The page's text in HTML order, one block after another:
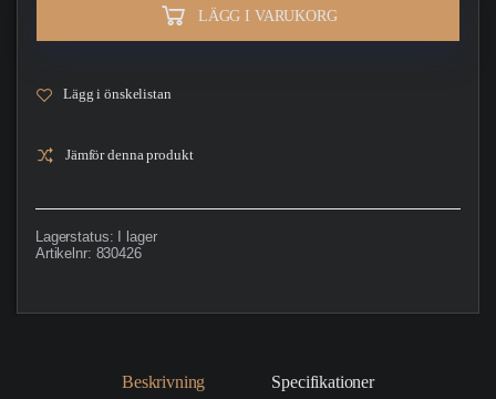
LÄGG I VARUKORG
Lägg i önskelistan
Jämför denna produkt
Lagerstatus:
I lager
Artikelnr: 830426
Beskrivning Specifikationer